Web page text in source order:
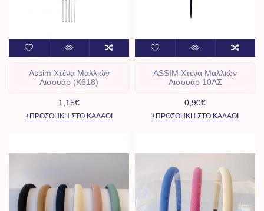
Assim Χτένα Μαλλιών
Λισουάρ (K618)
1,15€
+ΠΡΟΣΘΉΚΗ ΣΤΟ ΚΑΛΆΘΙ
ASSIM Χτένα Μαλλιών
Λισουάρ 10ΑΣ
0,90€
+ΠΡΟΣΘΉΚΗ ΣΤΟ ΚΑΛΆΘΙ